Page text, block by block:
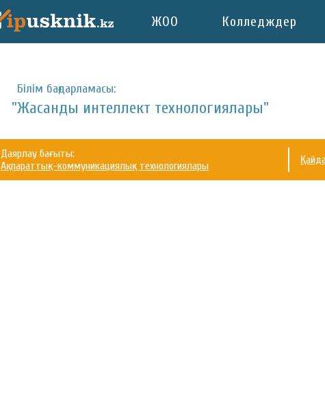
ЖОО Колледждер
Білім бағдарламасы:
"Жасанды интеллект технологиялары"
Даярлау бағыты:
Ақпараттық-коммуникациялық технологиялары